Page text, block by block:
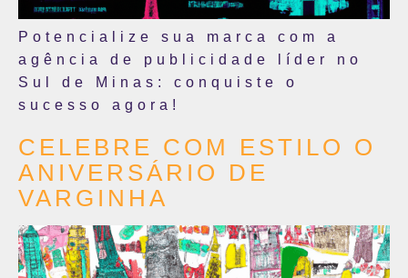
Potencialize sua marca com a
agência de publicidade líder no
Sul de Minas: conquiste o
sucesso agora!
CELEBRE COM ESTILO O
ANIVERSÁRIO DE
VARGINHA